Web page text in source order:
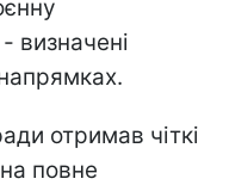
визначені
отримав чіткі
повне